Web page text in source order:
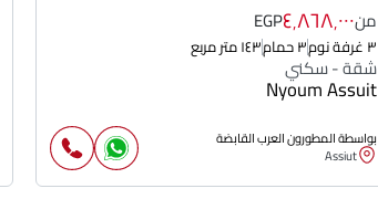
من٤٬٨٦٨٬٠٠٠EGP
٣ غرفة نوم ٣ حمام ١٤٣ متر مربع
شقة - سكني
Nyoum Assuit
بواسطة المطورون العرب القابضة
Assiut